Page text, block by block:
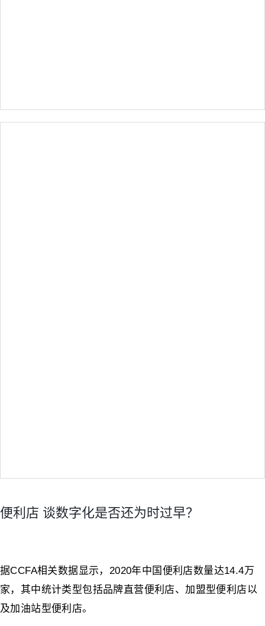
便利店 谈数字化是否还为时过早？
据CCFA相关数据显示，2020年中国便利店数量达14.4万
家，其中统计类型包括品牌直营便利店、加盟型便利店以
及加油站型便利店。